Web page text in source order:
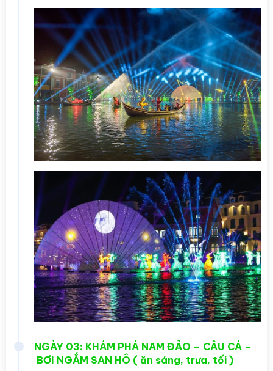
NGÀY 03: KHÁM PHÁ NAM ĐẢO – CÂU CÁ –
BƠI NGẮM SAN HÔ ( ăn sáng, trưa, tối )